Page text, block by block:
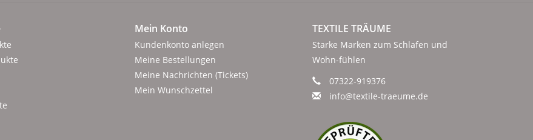
Mein Konto
Kundenkonto anlegen
Meine Bestellungen
Meine Nachrichten (Tickets)
Mein Wunschzettel
TEXTILE TRÄUME
Starke Marken zum Schlafen und
Wohn-fühlen
07322-919376
info@textile-traeume.de